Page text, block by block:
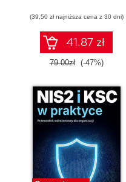
neuronowe
(39,50 zł najniższa cena z 30 dni)
41.87 zł
79.00zł (-47%)